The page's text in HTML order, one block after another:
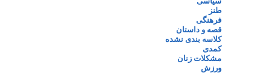
طنز
فرهنگی
قصه و داستان
کلاسه بندی نشده
کمدی
مشکلات زنان
ورزش